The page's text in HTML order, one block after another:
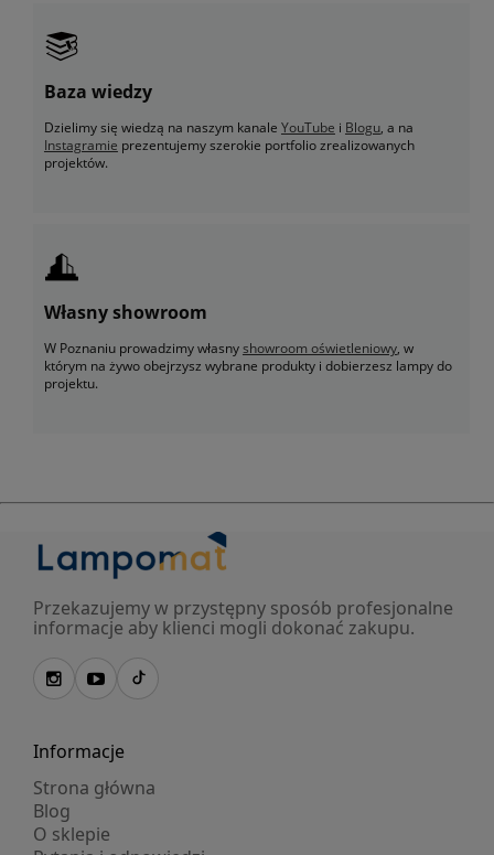
Baza wiedzy
Dzielimy się wiedzą na naszym kanale YouTube i Blogu, a na
Instagramie prezentujemy szerokie portfolio zrealizowanych
projektów.
Własny showroom
W Poznaniu prowadzimy własnyshowroom oświetleniowy, w
którym na żywo obejrzysz wybrane produkty i dobierzesz lampy do
projektu.
Przekazujemy w przystępny sposób profesjonalne
informacje aby klienci mogli dokonać zakupu.
Informacje
Strona główna
Blog
O sklepie